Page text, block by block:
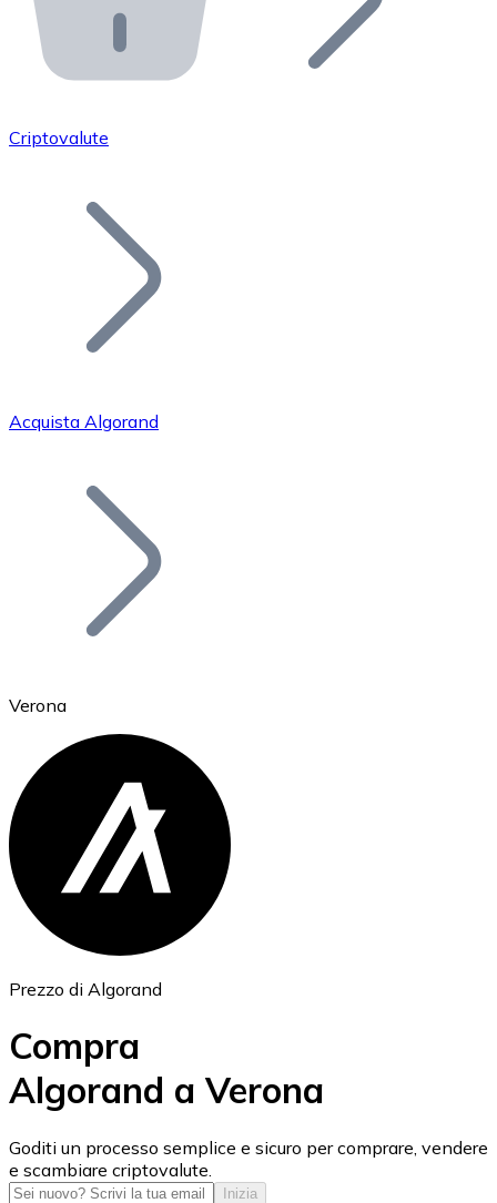
API Bitnovo
Integra la nostra API nel tuo ecosistema.
Unisciti alla nostra rete di rivenditori e
Aggiungi il token del tuo progetto al nostro servizio di
Bitcoin
Ethereum
ETH
USD Coin
USDC
Criptovalute
Acquista Algorand
Verona
Prezzo di Algorand
Compra
Algorand a Verona
Goditi un processo semplice e sicuro per comprare, vendere
e scambiare criptovalute.
Inizia